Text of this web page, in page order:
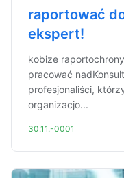
raportować
ekspert!
kobize
pracować
profesjonaliści,
organizacjo...
30.11.-0001